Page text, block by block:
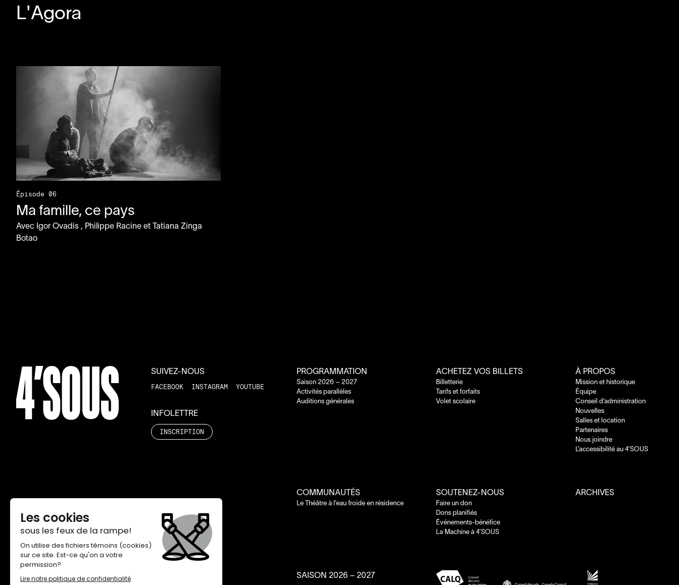
L'Agora
Épisode 06
Ma famille, ce pays
Avec Igor Ovadis , Philippe Racine et Tatiana Zinga
Botao
SUIVEZ-NOUS
FACEBOOK INSTAGRAM YOUTUBE
INFOLETTRE
INSCRIPTION
PROGRAMMATION
Saison 2026 – 2027
Activités parallèles
Auditions générales
ACHETEZ VOS BILLETS
Billetterie
Tarifs et forfaits
Volet scolaire
À PROPOS
Mission et historique
Équipe
Conseil d’administration
Nouvelles
Salles et location
Partenaires
Nous joindre
L’accessibilité au 4’SOUS
COMMUNAUTÉS
Le Théâtre à l’eau froide en résidence
SOUTENEZ-NOUS
Faire un don
Dons planifiés
Événements-bénéfice
La Machine à 4’SOUS
ARCHIVES
SAISON 2026 – 2027